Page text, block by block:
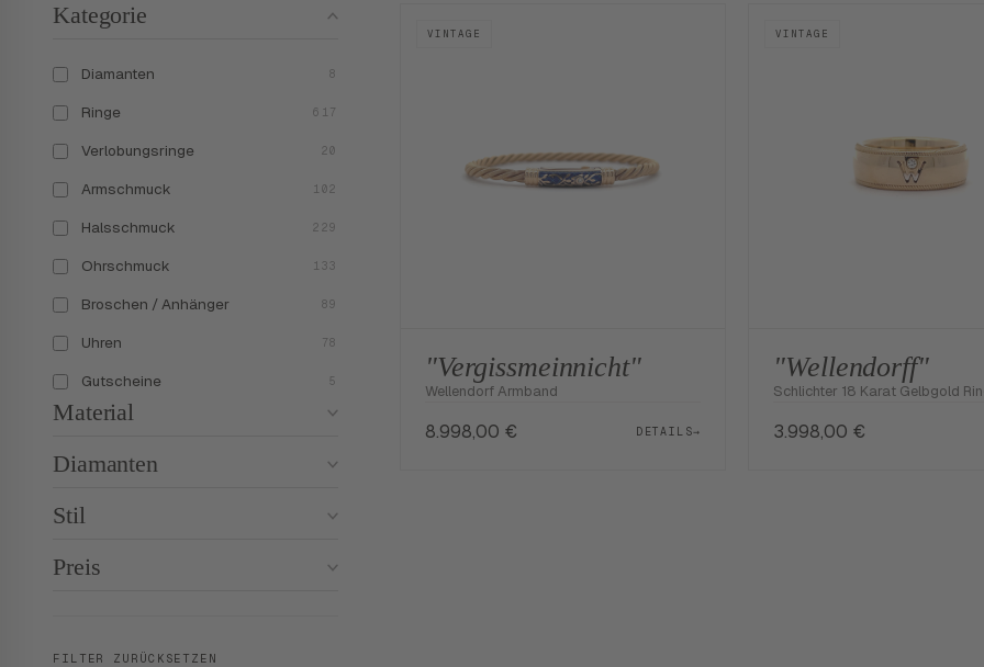
Kategorie
Diamanten 8
Ringe 617
Verlobungsringe 20
Armschmuck 102
Halsschmuck 229
Ohrschmuck 133
Broschen / Anhänger 89
Uhren 78
Gutscheine 5
Material
Diamanten
Stil
Preis
FILTER ZURÜCKSETZEN
VINTAGE
"Vergissmeinnicht"
Wellendorf Armband
8.998,00 € DETAILS→
VINTAGE
"Wellendorff"
Schlichter 18 Karat Gelbgold
3.998,00 €